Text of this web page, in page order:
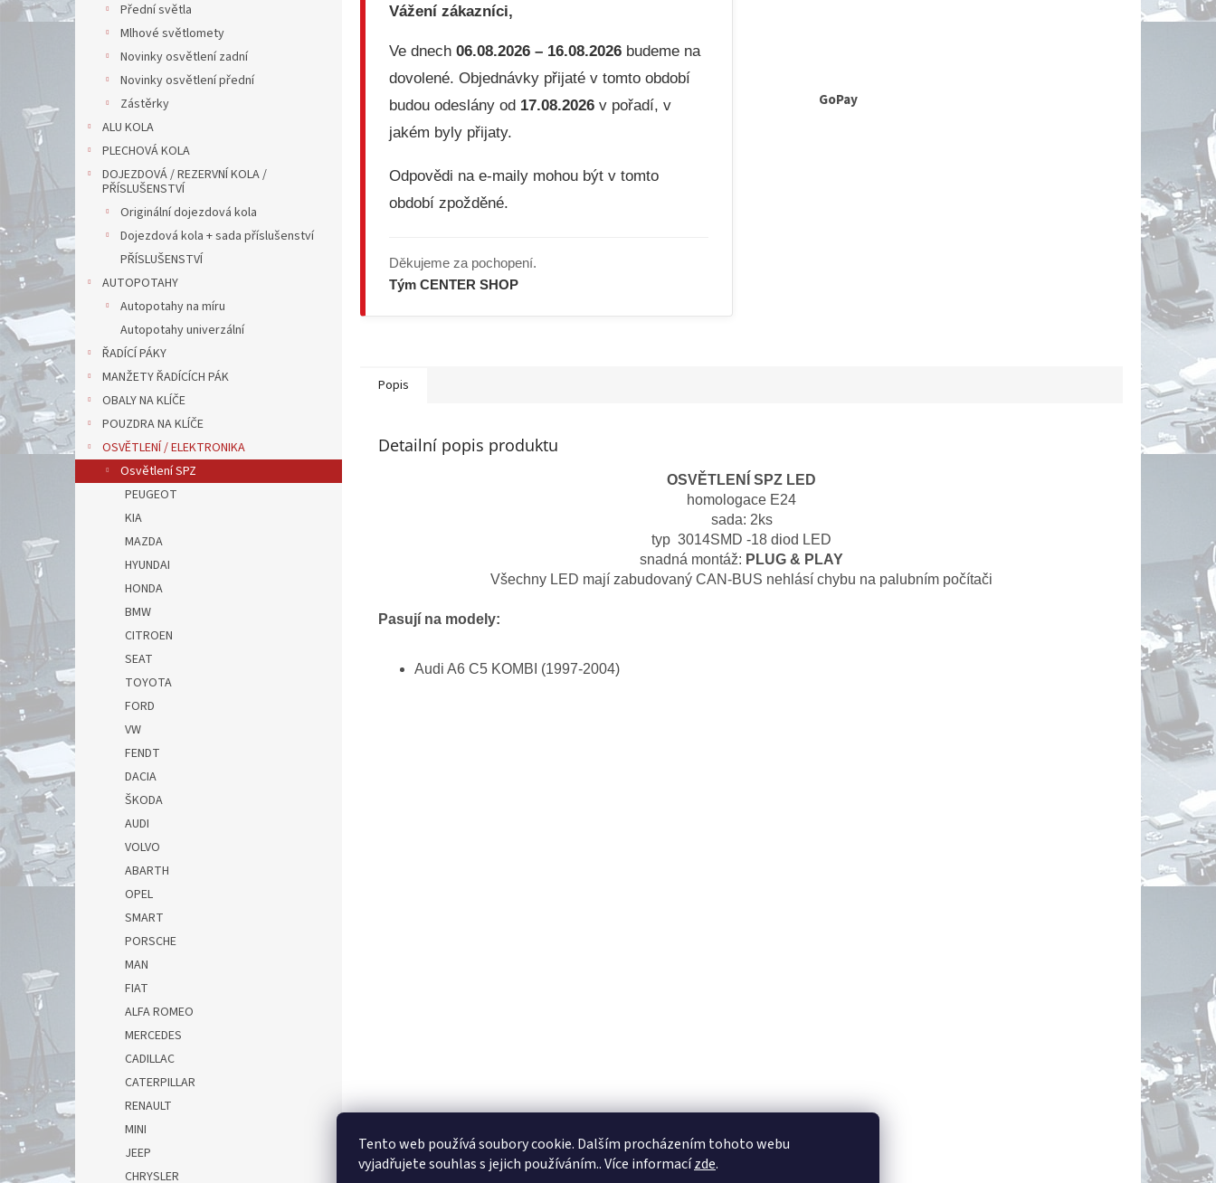
Tento web používá soubory cookie. Dalším procházením tohoto webu
vyjadřujete souhlas s jejich používáním.. Více informacízde.
Přední světla
Mlhové světlomety
Novinky osvětlení zadní
Novinky osvětlení přední
Zástěrky
ALU KOLA
PLECHOVÁ KOLA
DOJEZDOVÁ / REZERVNÍ KOLA /
PŘÍSLUŠENSTVÍ
Originální dojezdová kola
Dojezdová kola + sada příslušenství
PŘÍSLUŠENSTVÍ
AUTOPOTAHY
Autopotahy na míru
Autopotahy univerzální
ŘADÍCÍ PÁKY
MANŽETY ŘADÍCÍCH PÁK
OBALY NA KLÍČE
POUZDRA NA KLÍČE
OSVĚTLENÍ / ELEKTRONIKA
Osvětlení SPZ
PEUGEOT
KIA
MAZDA
HYUNDAI
HONDA
BMW
CITROEN
SEAT
TOYOTA
FORD
VW
FENDT
DACIA
ŠKODA
AUDI
VOLVO
ABARTH
OPEL
SMART
PORSCHE
MAN
FIAT
ALFA ROMEO
MERCEDES
CADILLAC
CATERPILLAR
RENAULT
MINI
JEEP
CHRYSLER
Vážení zákazníci,
Ve dnech 06.08.2026 – 16.08.2026 budeme na
dovolené. Objednávky přijaté v tomto období
budou odeslány od 17.08.2026 v pořadí, v
jakém byly přijaty.
Odpovědi na e-maily mohou být v tomto
období zpožděné.
Děkujeme za pochopení.
Tým CENTER SHOP
GoPay
Popis
Detailní popis produktu
OSVĚTLENÍ SPZ LED
homologace E24
sada: 2ks
typ 3014SMD -18 diod LED
snadná montáž: PLUG & PLAY
Všechny LED mají zabudovaný CAN-BUS nehlásí chybu na palubním počítači
Pasují na modely:
Audi A6 C5 KOMBI (1997-2004)